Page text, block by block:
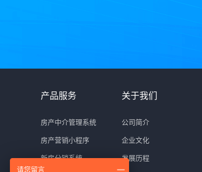
产品服务
房产中介管理系统
房产营销小程序
新房分销系统
关于我们
公司简介
企业文化
发展历程
请您留言